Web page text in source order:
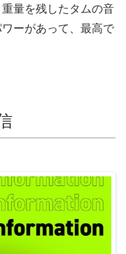
量を残したタムの音
ーがあって、最高で